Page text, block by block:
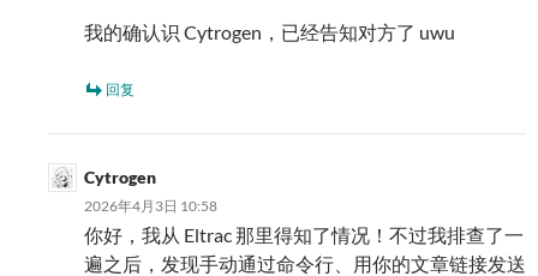
我的确认识 Cytrogen，已经告知对方了 uwu
回复
Cytrogen
2026年4月3日 10:58
你好，我从 Eltrac 那里得知了情况！不过我排查了一
遍之后，发现手动通过命令行、用你的文章链接发送